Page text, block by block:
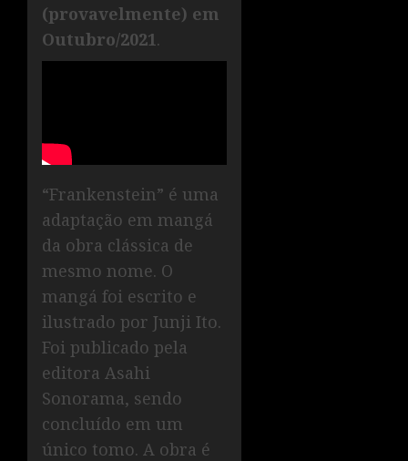
(provavelmente) em
Outubro/2021.
“Frankenstein” é uma
adaptação em mangá
da obra clássica de
mesmo nome. O
mangá foi escrito e
ilustrado por Junji Ito.
Foi publicado pela
editora Asahi
Sonorama, sendo
concluído em um
único tomo. A obra é